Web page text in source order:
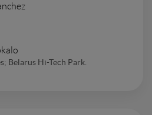
Belarus Hi-Tech Park.